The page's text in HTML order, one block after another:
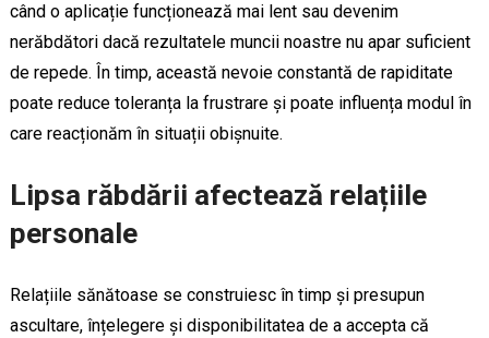
când o aplicație funcționează mai lent sau devenim
nerăbdători dacă rezultatele muncii noastre nu apar suficient
de repede. În timp, această nevoie constantă de rapiditate
poate reduce toleranța la frustrare și poate influența modul în
care reacționăm în situații obișnuite.
Lipsa răbdării afectează relațiile
personale
Relațiile sănătoase se construiesc în timp și presupun
ascultare, înțelegere și disponibilitatea de a accepta că